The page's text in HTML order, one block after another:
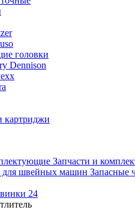
головки
Dennison
картриджи
Запчасти и
для швейных машин Запасные
24